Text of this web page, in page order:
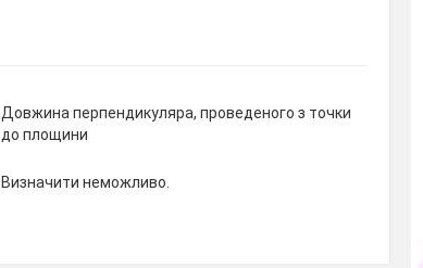
Довжина перпендикуляра, проведеного з точки
до площини
Визначити неможливо.